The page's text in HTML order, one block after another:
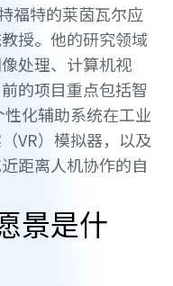
福特的莱茵瓦尔应
授。他的研究领域
处理、计算机视
的项目重点包括智
化辅助系统在工业
VR）模拟器，以及
距离人机协作的自
景是什